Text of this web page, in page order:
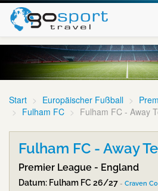
Start Europäischer Fußball
Fulham FC
Fulham FC - Away
Fulham FC - Away
Premier League - England
Datum: Fulham FC 26/27 - Craven